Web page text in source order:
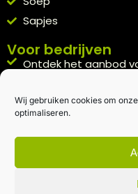
Wij gebruiken cookies om
optimaliseren.
Sapjes
Voor bedrijven
Ontdek het aanbod
Blijft op de hoogte
Rechtstreeks van het
Inschrijven